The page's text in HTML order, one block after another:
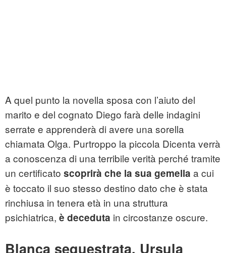
A quel punto la novella sposa con l’aiuto del
marito e del cognato Diego farà delle indagini
serrate e apprenderà di avere una sorella
chiamata Olga. Purtroppo la piccola Dicenta verrà
a conoscenza di una terribile verità perché tramite
un certificato scoprirà che la sua gemella a cui
è toccato il suo stesso destino dato che è stata
rinchiusa in tenera età in una struttura
psichiatrica, è deceduta in circostanze oscure.
Blanca sequestrata, Ursula